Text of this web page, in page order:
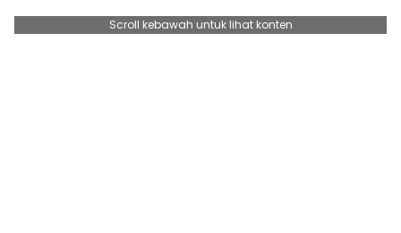
Scroll kebawah untuk lihat konten